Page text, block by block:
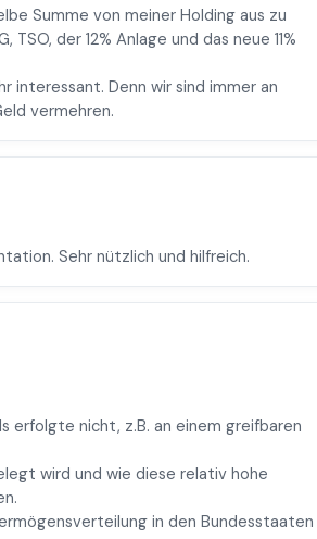
Summe von meiner Holding aus zu
der 12% Anlage und das neue 11%
interessant. Denn wir sind immer an
vermehren.
Sehr nützlich und hilfreich.
erfolgte nicht, z.B. an einem greifbaren
wird und wie diese relativ hohe
in den Bundesstaaten